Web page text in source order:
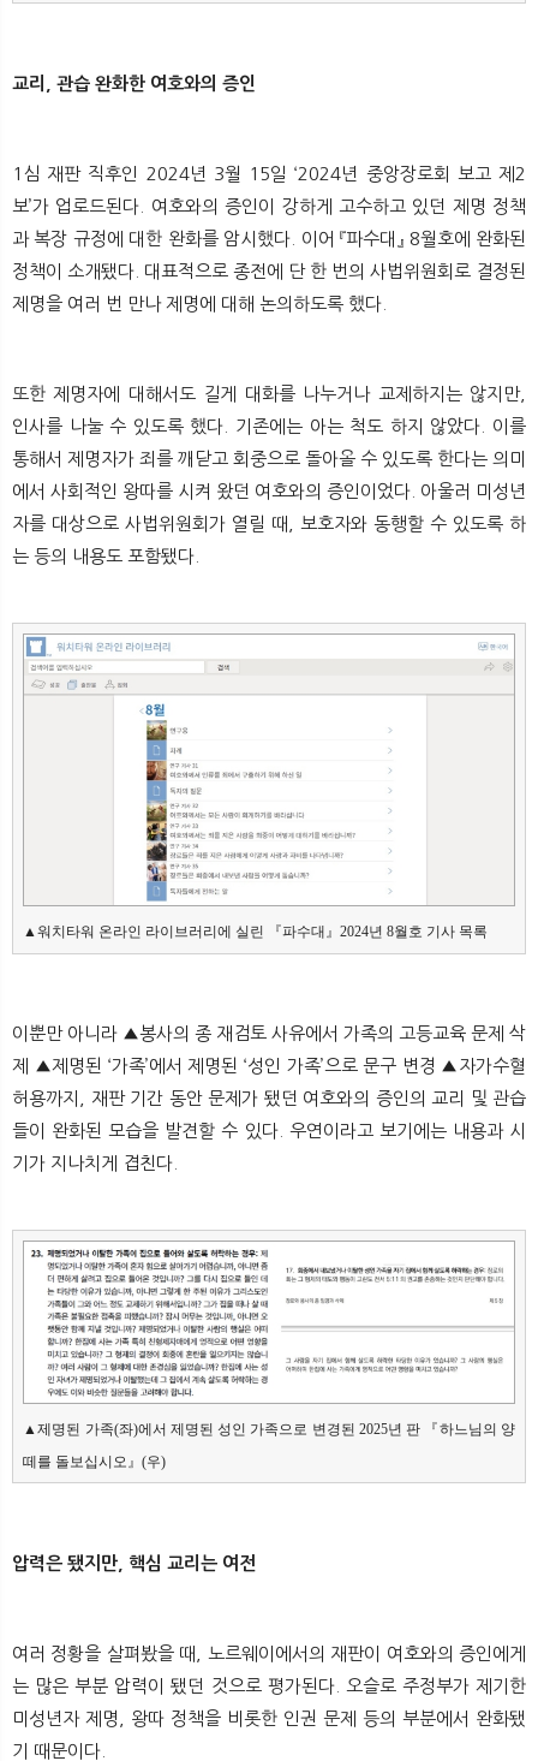
교리, 관습 완화한 여호와의 증인
1심 재판 직후인 2024년 3월 15일 ‘2024년 중앙장로회 보고 제2
보’가 업로드된다. 여호와의 증인이 강하게 고수하고 있던 제명 정책
과 복장 규정에 대한 완화를 암시했다. 이어 『파수대』 8월호에 완화된
정책이 소개됐다. 대표적으로 종전에 단 한 번의 사법위원회로 결정된
제명을 여러 번 만나 제명에 대해 논의하도록 했다.
또한 제명자에 대해서도 길게 대화를 나누거나 교제하지는 않지만,
인사를 나눌 수 있도록 했다. 기존에는 아는 척도 하지 않았다. 이를
통해서 제명자가 죄를 깨닫고 회중으로 돌아올 수 있도록 한다는 의미
에서 사회적인 왕따를 시켜 왔던 여호와의 증인이었다. 아울러 미성년
자를 대상으로 사법위원회가 열릴 때, 보호자와 동행할 수 있도록 하
는 등의 내용도 포함됐다.
▲워치타워 온라인 라이브러리에 실린 『파수대』2024년 8월호 기사 목록
이뿐만 아니라 ▲봉사의 종 재검토 사유에서 가족의 고등교육 문제 삭
제 ▲제명된 ‘가족’에서 제명된 ‘성인 가족’으로 문구 변경 ▲자가수혈
허용까지, 재판 기간 동안 문제가 됐던 여호와의 증인의 교리 및 관습
들이 완화된 모습을 발견할 수 있다. 우연이라고 보기에는 내용과 시
기가 지나치게 겹친다.
▲제명된 가족(좌)에서 제명된 성인 가족으로 변경된 2025년 판 『하느님의 양
떼를 돌보십시오』(우)
압력은 됐지만, 핵심 교리는 여전
여러 정황을 살펴봤을 때, 노르웨이에서의 재판이 여호와의 증인에게
는 많은 부분 압력이 됐던 것으로 평가된다. 오슬로 주정부가 제기한
미성년자 제명, 왕따 정책을 비롯한 인권 문제 등의 부분에서 완화됐
기 때문이다.